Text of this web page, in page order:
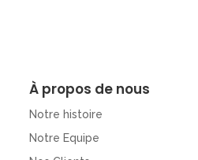
À propos de nous
Notre histoire
Notre Equipe